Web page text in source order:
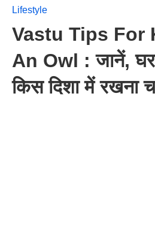
Lifestyle
Vastu Tips For
An Owl : जानें,
किस दिशा में रखना